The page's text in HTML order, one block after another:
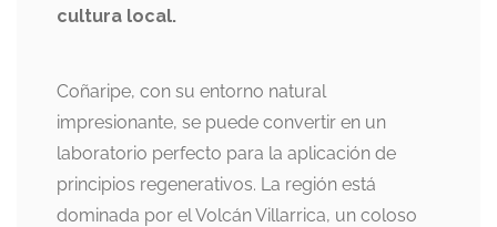
cultura local.
Coñaripe, con su entorno natural
impresionante, se puede convertir en un
laboratorio perfecto para la aplicación de
principios regenerativos. La región está
dominada por el Volcán Villarrica, un coloso